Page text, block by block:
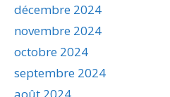
décembre 2024
novembre 2024
octobre 2024
septembre 2024
août 2024